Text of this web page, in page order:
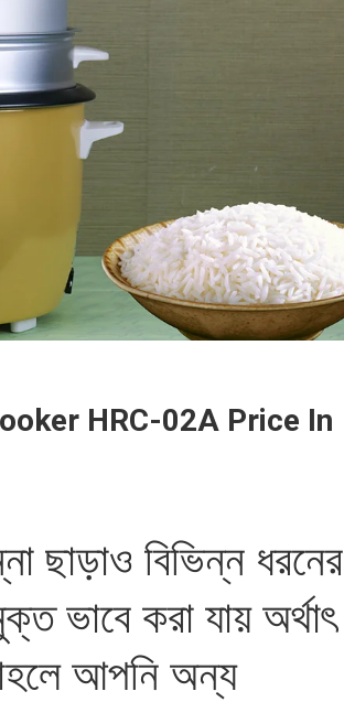
Cooker HRC-02A Price In
ছাড়াও বিভিন্ন ধরনের
ভাবে করা যায় অর্থাৎ
আপনি অন্য